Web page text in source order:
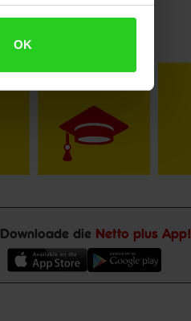
OK
Downloade die Netto plus App!